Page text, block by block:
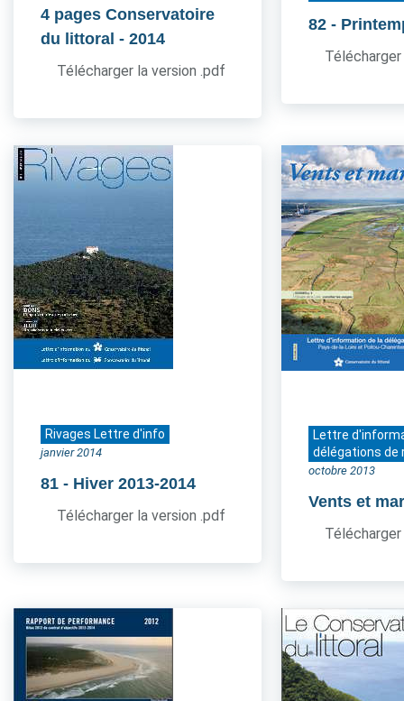
4 pages Conservatoire
du littoral - 2014
Télécharger la version .pdf
82 -
Rivages Lettre d'info
janvier 2014
81 - Hiver 2013-2014
Télécharger la version .pdf
Lettre
délégations de
octobre 2013
Vents et